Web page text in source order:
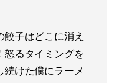
餃子はどこに消え
怒るタイミングを
続けた僕にラーメ